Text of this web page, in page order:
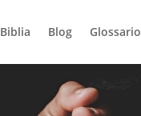
Biblia Blog Glossario